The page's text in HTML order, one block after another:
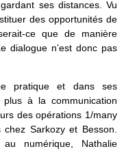
ses distances. Vu
des opportunités de
ce que de manière
dialogue n’est donc pas
pratique et dans ses
plus à la communication
des opérations 1/many
Sarkozy et Besson.
numérique, Nathalie